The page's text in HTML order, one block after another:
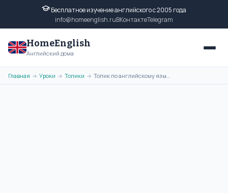
Бесплатное изучение английского с 2005 года
info@homeenglish.ruВКонтактеTelegram
HomeEnglish
Английский дома
Главная → Уроки → Топики → Топик по английскому языку на тему - Загородный дом моего дедушки